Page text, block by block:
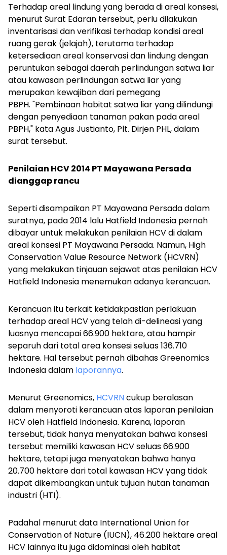
Terhadap areal lindung yang berada di areal konsesi,
menurut Surat Edaran tersebut, perlu dilakukan
inventarisasi dan verifikasi terhadap kondisi areal
ruang gerak (jelajah), terutama terhadap
ketersediaan areal konservasi dan lindung dengan
peruntukan sebagai daerah perlindungan satwa liar
atau kawasan perlindungan satwa liar yang
merupakan kewajiban dari pemegang
PBPH. "Pembinaan habitat satwa liar yang dilindungi
dengan penyediaan tanaman pakan pada areal
PBPH," kata Agus Justianto, Plt. Dirjen PHL, dalam
surat tersebut.
Penilaian HCV 2014 PT Mayawana Persada
dianggap rancu
Seperti disampaikan PT Mayawana Persada dalam
suratnya, pada 2014 lalu Hatfield Indonesia pernah
dibayar untuk melakukan penilaian HCV di dalam
areal konsesi PT Mayawana Persada. Namun, High
Conservation Value Resource Network (HCVRN)
yang melakukan tinjauan sejawat atas penilaian HCV
Hatfield Indonesia menemukan adanya kerancuan.
Kerancuan itu terkait ketidakpastian perlakuan
terhadap areal HCV yang telah di-delineasi yang
luasnya mencapai 66.900 hektare, atau hampir
separuh dari total area konsesi seluas 136.710
hektare. Hal tersebut pernah dibahas Greenomics
Indonesia dalam laporannya.
Menurut Greenomics, HCVRNcukup beralasan
dalam menyoroti kerancuan atas laporan penilaian
HCV oleh Hatfield Indonesia. Karena, laporan
tersebut, tidak hanya menyatakan bahwa konsesi
tersebut memiliki kawasan HCV seluas 66.900
hektare, tetapi juga menyatakan bahwa hanya
20.700 hektare dari total kawasan HCV yang tidak
dapat dikembangkan untuk tujuan hutan tanaman
industri (HTI).
Padahal menurut data International Union for
Conservation of Nature (IUCN), 46.200 hektare areal
HCV lainnya itu juga didominasi oleh habitat